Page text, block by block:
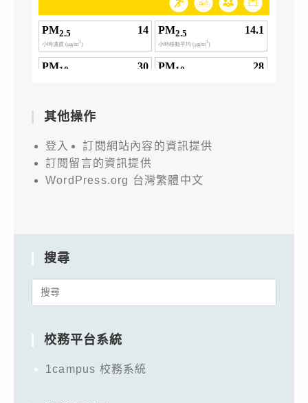
其他操作
登入
訂閱網站內容的資訊提供
訂閱留言的資訊提供
WordPress.org 台灣繁體中文
搜尋
Search
校務平台系統
1campus 校務系統